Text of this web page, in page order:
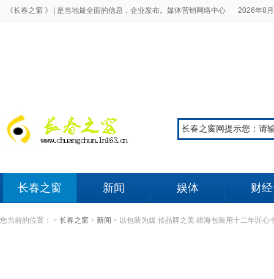
《长春之窗 》 | 是当地最全面的信息，企业发布。媒体营销网络中心 2026年8
长春之窗 新闻 娱体 财经
您当前的位置： > 长春之窗 > 新闻 > 以包装为媒 传品牌之美 雄海包装用十二年匠心